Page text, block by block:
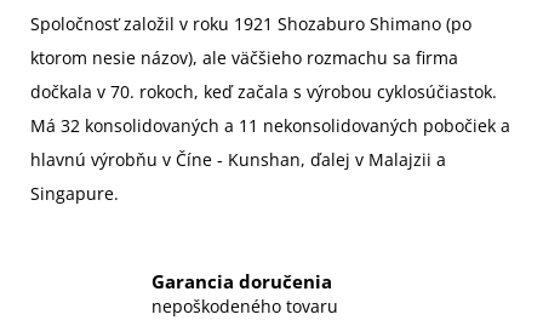
Spoločnosť založil v roku 1921 Shozaburo Shimano (po
ktorom nesie názov), ale väčšieho rozmachu sa firma
dočkala v 70. rokoch, keď začala s výrobou cyklosúčiastok.
Má 32 konsolidovaných a 11 nekonsolidovaných pobočiek a
hlavnú výrobňu v Číne - Kunshan, ďalej v Malajzii a
Singapure.
Garancia doručenia
nepoškodeného tovaru